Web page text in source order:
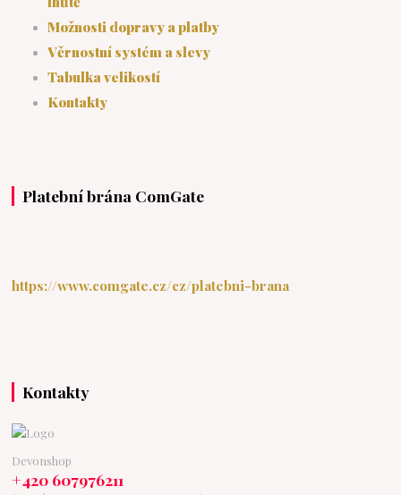
Možnosti dopravy a platby
Věrnostní systém a slevy
Tabulka velikostí
Kontakty
Platební brána ComGate
https://www.comgate.cz/cz/platebni-brana
Kontakty
Devonshop
+420 607976211